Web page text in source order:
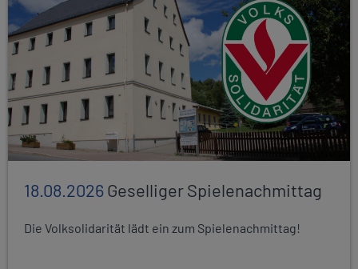
18.08.2026Geselliger Spielenachmittag
Die Volksolidarität lädt ein zum Spielenachmittag!